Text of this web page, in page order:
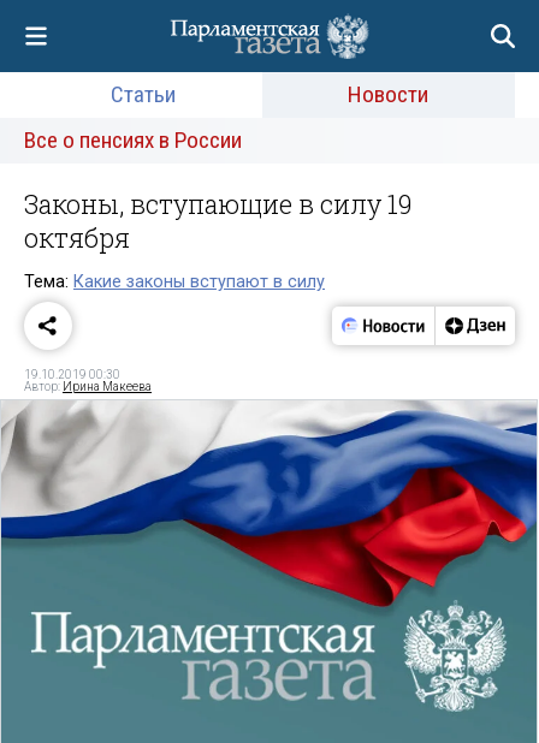
Статьи
Новости
Все о пенсиях в России
Законы, вступающие в силу 19
октября
Тема: Какие законы вступают в силу
19.10.2019 00:30
Автор: Ирина Макеева